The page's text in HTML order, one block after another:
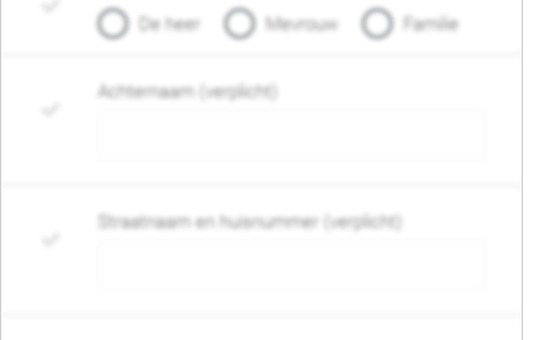
De heer
Mevrouw Familie
Achternaam (verplicht)
Straatnaam en huisnummer (verplicht)